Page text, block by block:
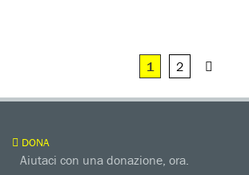
1 2
DONA
Aiutaci con una donazione, ora.